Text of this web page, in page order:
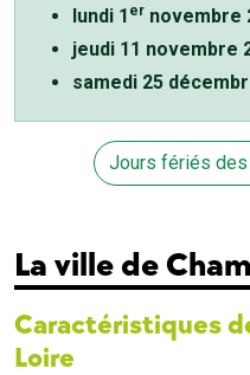
lundi 1 er novembre
jeudi 11 novembre
samedi 25
Jours fériés
La ville de
Caractéristiques
Loire